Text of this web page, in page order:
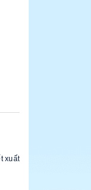
xuất